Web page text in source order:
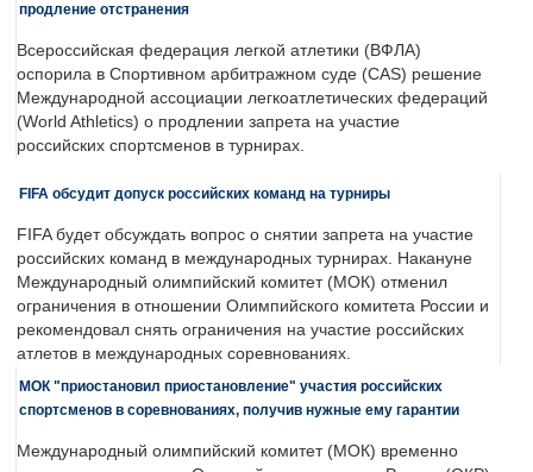
продление отстранения
Всероссийская федерация легкой атлетики (ВФЛА)
оспорила в Спортивном арбитражном суде (CAS) решение
Международной ассоциации легкоатлетических федераций
(World Athletics) о продлении запрета на участие
российских спортсменов в турнирах.
FIFA обсудит допуск российских команд на турниры
FIFA будет обсуждать вопрос о снятии запрета на участие
российских команд в международных турнирах. Накануне
Международный олимпийский комитет (МОК) отменил
ограничения в отношении Олимпийского комитета России и
рекомендовал снять ограничения на участие российских
атлетов в международных соревнованиях.
МОК "приостановил приостановление" участия российских
спортсменов в соревнованиях, получив нужные ему гарантии
Международный олимпийский комитет (МОК) временно